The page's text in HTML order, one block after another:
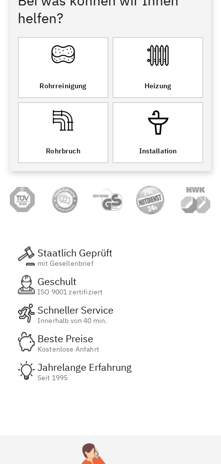
helfen?
Rohrreinigung Heizung
Rohrbruch Installation
Staatlich Geprüft
mit Gesellenbrief
Geschult
ISO 9001 zertifiziert
Schneller Service
Innerhalb von 40 min.
Beste Preise
Kostenlose Anfahrt
Jahrelange Erfahrung
Seit 1995